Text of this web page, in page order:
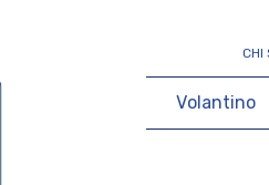
iN's Mercato
CHI
Volantino